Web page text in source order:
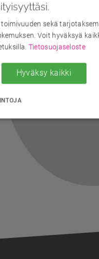
sekä
Voit hyväksyä
Tietosuojaseloste
Hyväksy kaikki